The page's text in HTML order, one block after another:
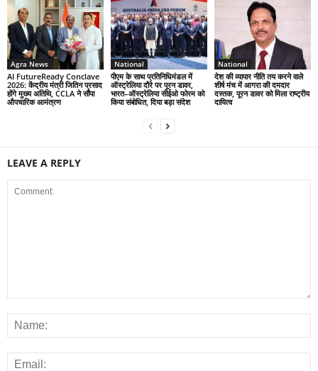
Agra News
AI FutureReady Conclave
2026: केंद्रीय मंत्री जितिन प्रसाद
होंगे मुख्य अतिथि, CCLA ने सौंपा
औपचारिक आमंत्रण
National
पीएम के साथ प्रतिनिधिमंडल में
ऑस्ट्रेलिया दौरे पर पूरन डावर,
भारत–ऑस्ट्रेलिया सीईओ फोरम को
किया संबोधित, दिया बड़ा संदेश
National
देश की व्यापार नीति तय करने वाले
शीर्ष मंच में आगरा की दमदार
दस्तक, पूरन डावर को मिला राष्ट्रीय
दायित्व
LEAVE A REPLY